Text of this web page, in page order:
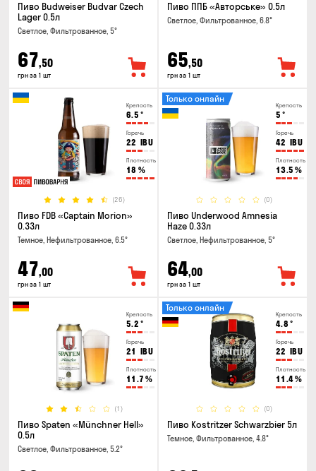
Пиво Budweiser Budvar Czech
Lager 0.5л
Светлое, Фильтрованное, 5°
67,50
грн за 1 шт
Пиво ППБ «Авторське» 0.5л
Светлое, Фильтрованное, 6.8°
65,50
грн за 1 шт
Крепость
6.5 °
Горечь
22 IBU
Плотность
18 %
(26)
Пиво FDB «Captain Morion»
0.33л
Темное, Нефильтрованное, 6.5°
47,00
грн за 1 шт
Крепость
5 °
Горечь
42 IBU
Плотность
13.5 %
(0)
Только онлайн
Пиво Underwood Amnesia
Haze 0.33л
Светлое, Нефильтрованное, 5°
64,00
грн за 1 шт
Крепость
5.2 °
Горечь
21 IBU
Плотность
11.7 %
(1)
Пиво Spaten «Münchner Hell»
0.5л
Светлое, Фильтрованное, 5.2°
Крепость
4.8 °
Горечь
22 IBU
Плотность
11.4%
(0)
Только онлайн
Пиво Kostritzer Schwarzbier 5л
Темное, Фильтрованное, 4.8°